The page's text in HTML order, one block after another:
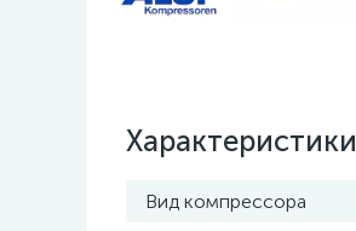
Характеристики
Вид компрессора